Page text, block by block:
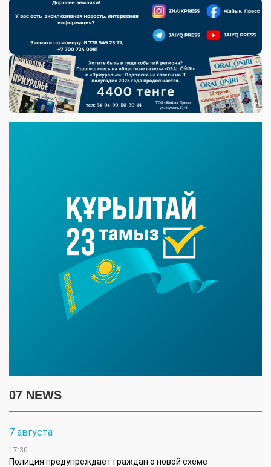
07 NEWS
7 августа
17:30
Полиция предупреждает граждан о новой схеме